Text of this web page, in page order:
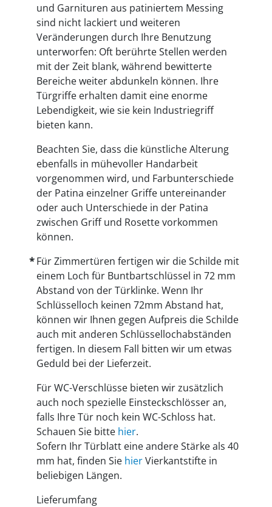
und Garnituren aus patiniertem Messing
sind nicht lackiert und weiteren
Veränderungen durch Ihre Benutzung
unterworfen: Oft berührte Stellen werden
mit der Zeit blank, während bewitterte
Bereiche weiter abdunkeln können. Ihre
Türgriffe erhalten damit eine enorme
Lebendigkeit, wie sie kein Industriegriff
bieten kann.
Beachten Sie, dass die künstliche Alterung
ebenfalls in mühevoller Handarbeit
vorgenommen wird, und Farbunterschiede
der Patina einzelner Griffe untereinander
oder auch Unterschiede in der Patina
zwischen Griff und Rosette vorkommen
können.
Für Zimmertüren fertigen wir die Schilde mit
einem Loch für Buntbartschlüssel in 72 mm
Abstand von der Türklinke. Wenn Ihr
Schlüsselloch keinen 72mm Abstand hat,
können wir Ihnen gegen Aufpreis die Schilde
auch mit anderen Schlüssellochabständen
fertigen. In diesem Fall bitten wir um etwas
Geduld bei der Lieferzeit.
Für WC-Verschlüsse bieten wir zusätzlich
auch noch spezielle Einsteckschlösser an,
falls Ihre Tür noch kein WC-Schloss hat.
Schauen Sie bitte hier.
Sofern Ihr Türblatt eine andere Stärke als 40
mm hat, finden Sie hierVierkantstifte in
beliebigen Längen.
Lieferumfang